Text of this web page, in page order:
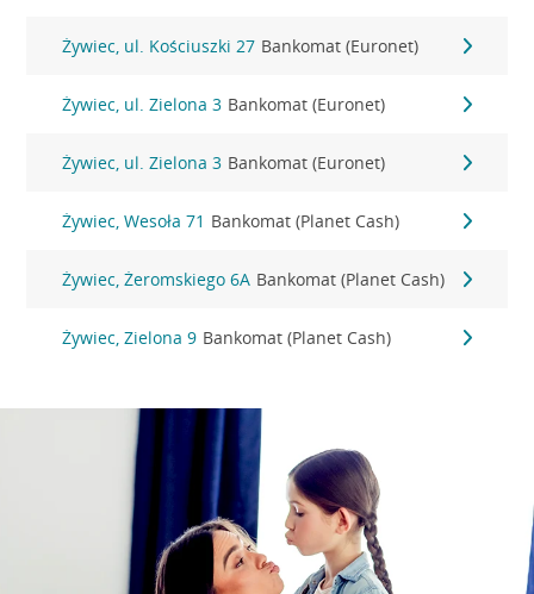
Żywiec, ul. Kościuszki 27 Bankomat (Euronet)
Żywiec, ul. Zielona 3 Bankomat (Euronet)
Żywiec, ul. Zielona 3 Bankomat (Euronet)
Żywiec, Wesoła 71 Bankomat (Planet Cash)
Żywiec, Żeromskiego 6A Bankomat (Planet Cash)
Żywiec, Zielona 9 Bankomat (Planet Cash)